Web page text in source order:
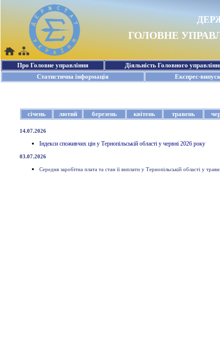
14.07.2026
Індекси споживчих цін у Тернопільській області у червні 2026 року
03.07.2026
Середня заробітна плата та стан її виплати у Тернопільській області у
січень лютий березень квітень травень